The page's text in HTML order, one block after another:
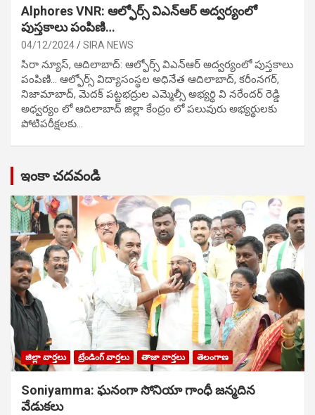
Alphores VNR: ఆల్ఫోర్స్ విఎన్ఆర్ అద్వర్యంలో
పుస్తకాలు పంపిణి…
04/12/2024 SIRA NEWS
సిరా న్యూస్, ఆదిలాబాద్: ఆల్ఫోర్స్ విఎన్ఆర్ అద్వర్యంలో పుస్తకాలు
పంపిణి… ఆల్ఫోర్స్ విద్యాసంస్థల అధినేత ఆదిలాబాద్, కరీంనగర్,
నిజామాబాద్, మెదక్ పట్టభద్రుల ఎమ్మెల్సీ అభ్యర్థి వి నరేందర్ రెడ్డి
అధ్వర్యం లో ఆదిలాబాద్ జిల్లా కేంద్రం లో పలువురు అభ్యర్థులకు
పోటిప‌రీక్ష‌ల‌కు…
ఇంకా చదవండి
జిల్లా వార్తలు ట్రేండింగ్ వార్తలు తాజా వార్తలు తెలంగాణ
Soniyamma: ఘ‌నంగా సోనియా గాంధీ జ‌న్మ‌దిన
వేడుక‌లు